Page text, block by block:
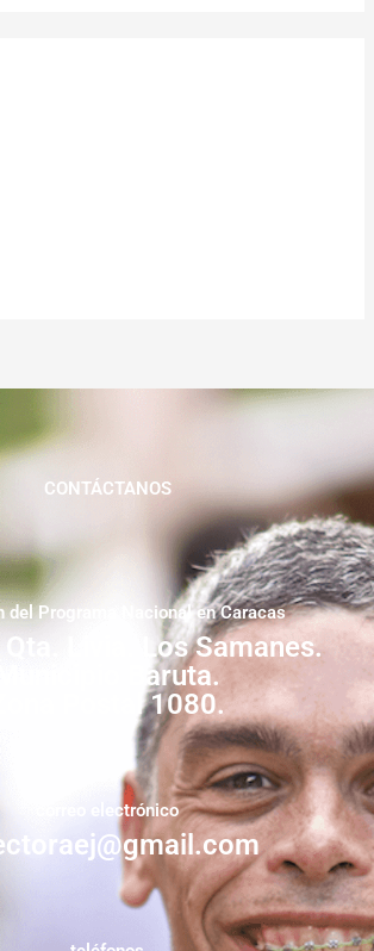
CONTÁCTANOS
del Programa Nacional en Caracas
Qta. Livia. Los Samanes.
Municipio Baruta.
Zona Postal 1080.
correo electrónico